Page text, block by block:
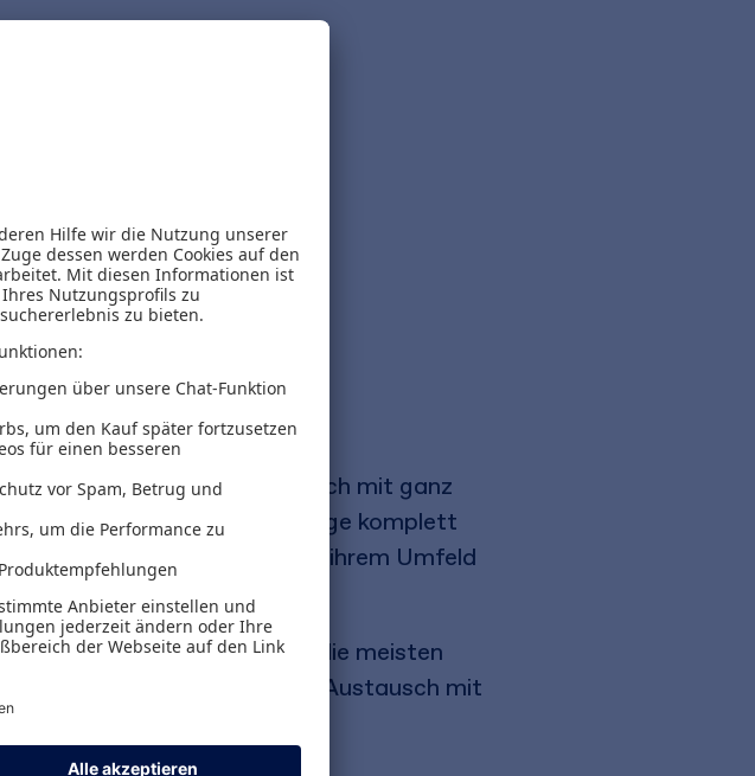
sehen sich aber auch mit ganz
in seiner sechsten Auflage komplett
in den NPOs und in ihrem Umfeld
Wissenschaft und Praxis – die meisten
sich gleichzeitig in regem Austausch mit